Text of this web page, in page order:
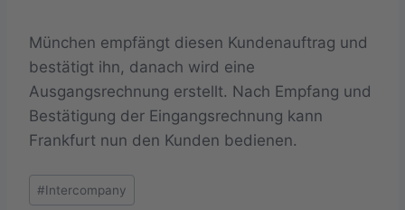
München empfängt diesen Kundenauftrag und
bestätigt ihn, danach wird eine
Ausgangsrechnung erstellt. Nach Empfang und
Bestätigung der Eingangsrechnung kann
Frankfurt nun den Kunden bedienen.
Schlagworte:
#Intercompany